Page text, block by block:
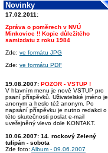
Novinky
17.02.2011:
Zpráva o poměrech v NVÚ
Minkovice !! Kopie důležitého
samizdatu z roku 1984
Zde: ve formátu JPG
Zde: ve formátu PDF
19.08.2007: POZOR - VSTUP !
V hlavním menu je nově VSTUP pro
psaní příspěvků. Uživatelské jméno je
anonym a heslo též anonym. Po
napsání příspěvku je nutno redakci o
této skutečnosti poslat e-mail
uveřejněný vlevo dole KONTAKT.
10.06.2007: 14. rockový Zelený
tulipán - sobota
Zde foto: Album - 09.06.2007